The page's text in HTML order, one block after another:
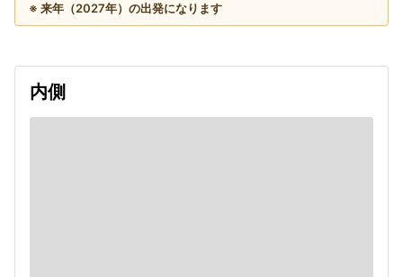
※ 来年（2027年）の出発になります
内側